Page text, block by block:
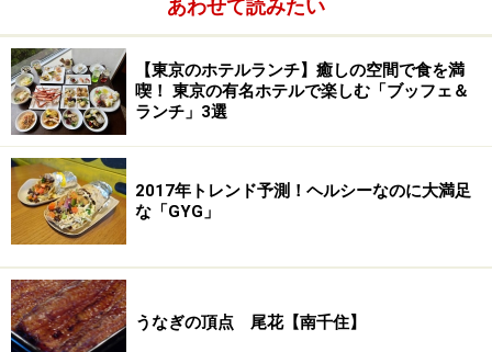
あわせて読みたい
【東京のホテルランチ】癒しの空間で食を満
喫！ 東京の有名ホテルで楽しむ「ブッフェ＆
ランチ」3選
2017年トレンド予測！ヘルシーなのに大満足
な「GYG」
うなぎの頂点 尾花【南千住】